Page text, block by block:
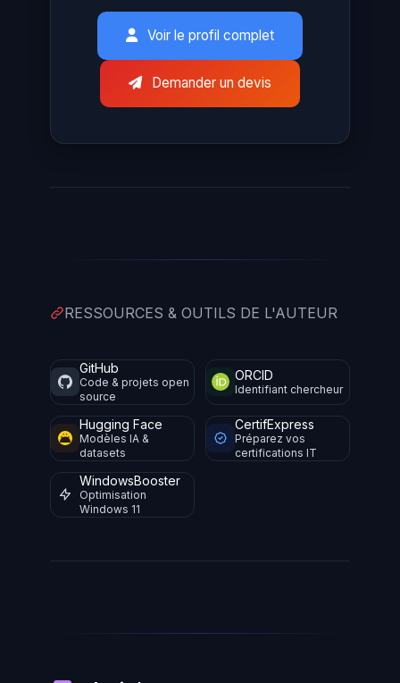
Voir le profil complet
Demander un devis
RESSOURCES & OUTILS DE L'AUTEUR
GitHub
Code & projets open
source
ORCID
Identifiant chercheur
Hugging Face
Modèles IA &
datasets
CertifExpress
Préparez vos
certifications IT
WindowsBooster
Optimisation
Windows 11